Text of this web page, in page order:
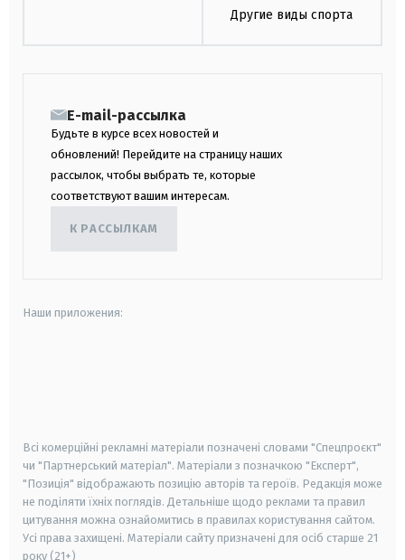
Другие виды спорта
E-mail-рассылка
Будьте в курсе всех новостей и
обновлений! Перейдите на страницу наших
рассылок, чтобы выбрать те, которые
соответствуют вашим интересам.
К РАССЫЛКАМ
Наши приложения:
Всі комерційні рекламні матеріали позначені словами "Спецпроєкт"
чи "Партнерський матеріал". Матеріали з позначкою "Експерт",
"Позиція" відображають позицію авторів та героїв. Редакція може
не поділяти їхніх поглядів. Детальніше щодо реклами та правил
цитування можна ознайомитись в правилах користування сайтом.
Усі права захищені. Матеріали сайту призначені для осіб старше 21
року (21+)